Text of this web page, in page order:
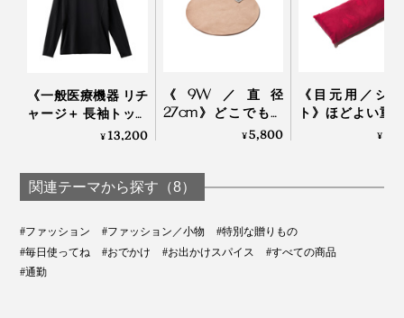
ダークカラーでまとまりがちな冬スタイルに、温かみの
ある華やかさを添えてくれます。
「手袋は、繊細な手仕事から生まれます。私たちは、モ
ノを生み出す『手』に注目して、手と、その先に広がる
づけました」
《一般医療機器 リチ
ャージ＋ 長袖トップ
ス》寝ている間に血
リーウエア」｜
VENEX
¥13,200
《9W／直径
27cm》どこでもあ
ったかデスクワー
「USB式ヒーティン
グパッド」｜INKO
¥5,800
《目元用／シ
ト》ほどよい重
蒸気で、じんわ
働者が見つけた
チュラ
¥
関連テーマから探す（8）
#ファッション #ファッション／小物
#特別な贈りもの
#毎日使ってね
#おでかけ #お出かけスパイス
#すべての商品
#通勤